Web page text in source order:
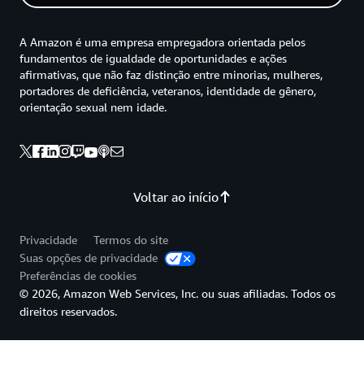
Voltar ao início
A Amazon é uma empresa empregadora orientada pelos
fundamentos de igualdade de oportunidades e ações
afirmativas, que não faz distinção entre minorias, mulheres,
portadores de deficiência, veteranos, identidade de gênero,
orientação sexual nem idade.
Privacidade
Termos do site
Suas opções de privacidade
Preferências de cookies
© 2026, Amazon Web Services, Inc. ou suas afiliadas. Todos os
direitos reservados.